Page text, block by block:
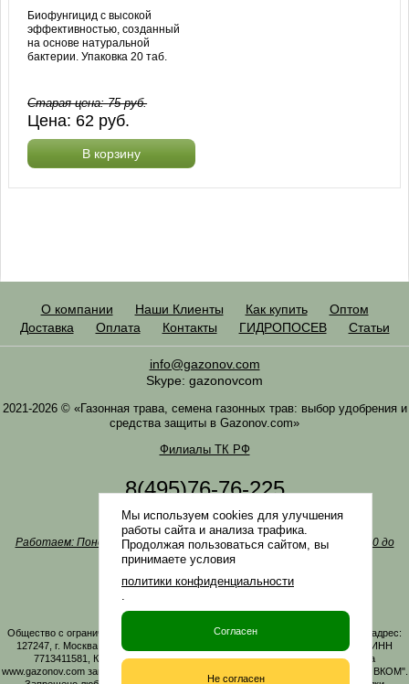
Биофунгицид с высокой
эффективностью, созданный
на основе натуральной
бактерии. Упаковка 20 таб.
Старая цена:75руб.
Цена: 62 руб.
В корзину
О компании Наши Клиенты Как купить
Оптом
Доставка
Оплата Контакты ГИДРОПОСЕВ Статьи
info@gazonov.com
Skype: gazonovcom
2021-2026 © «Газонная трава, семена газонных трав: выбор удобрения и
средства защиты в Gazonov.com»
Филиалы ТК РФ
8(495)76-76-225
8(985)76-76-335
Наша почтаinfo@gazonov.com
Работаем: Понедельник-четверг с 10:00 до 18:00, пятница - с 10:00 до
17:00
Наши награды и письма
Политика конфиденциальности
Заказать обратный звонок
Общество с ограниченной ответственностью «ГАЗОНОВКОМ» Юридический адрес:
127247, г. Москва, Дмитровское ш., д. 100, стр. 2, этаж 01, помещение 3106 ИНН
7713411581, КПП 771301001 ОГРН 1167746161219. Все материалы сайта
www.gazonov.com защищены авторским правом и принадлежат ООО "ГАЗОНОВКОМ".
Мы используем cookies для улучшения
работы сайта и анализа трафика.
Продолжая пользоваться сайтом, вы
принимаете условия
политики конфиденциальности
.
Согласен
Не согласен